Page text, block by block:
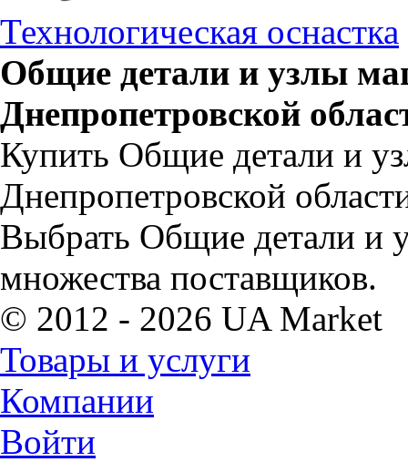
Технологическая оснастка
Общие детали и узлы
Днепропетровской
Купить Общие детали и
Днепропетровской
Выбрать Общие детали и
множества поставщиков.
© 2012 - 2026 UA Market
Товары и услуги
Компании
Войти